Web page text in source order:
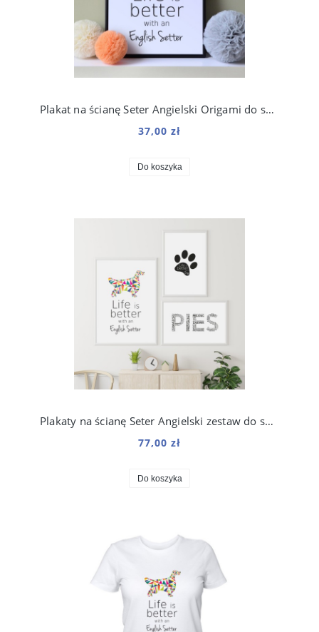
Plakat na ścianę Seter Angielski Origami do salonu
37,00 zł
Do koszyka
Plakaty na ścianę Seter Angielski zestaw do salonu
77,00 zł
Do koszyka